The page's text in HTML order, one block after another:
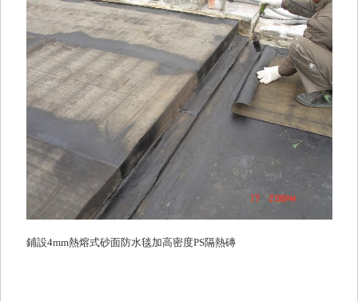
鋪設4mm熱熔式砂面防水毯加高密度PS隔熱磚